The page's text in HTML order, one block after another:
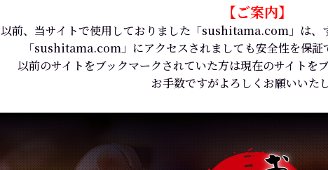
【ご案内】
以前、当サイトで使用しておりました「sushitama.com」は、
「sushitama.com」にアクセスされましても安全性を保証
以前のサイトをブックマークされていた方は現在のサイトを
お手数ですがよろしくお願いいたし